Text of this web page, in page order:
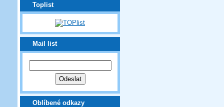
Toplist
Mail list
Oblíbené odkazy